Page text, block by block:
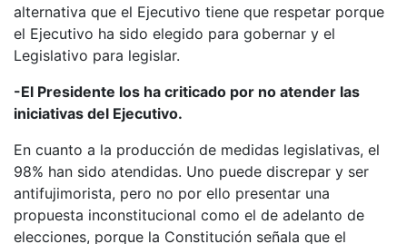
alternativa que el Ejecutivo tiene que respetar porque
el Ejecutivo ha sido elegido para gobernar y el
Legislativo para legislar.
-El Presidente los ha criticado por no atender las
iniciativas del Ejecutivo.
En cuanto a la producción de medidas legislativas, el
98% han sido atendidas. Uno puede discrepar y ser
antifujimorista, pero no por ello presentar una
propuesta inconstitucional como el de adelanto de
elecciones, porque la Constitución señala que el